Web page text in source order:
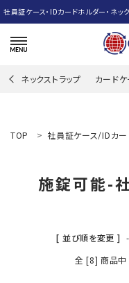
社員証ケース・IDカードホルダー・ネ
ネックストラップ カードケ
ようこそ ゲスト 様
ネックストラップ
TOP 社員証ケース/IDカ
施錠可能-
[ 並び順を変更 ] -
全 [8] 商品中